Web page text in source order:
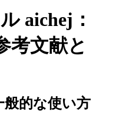
aichej：
考文献と
的な使い方